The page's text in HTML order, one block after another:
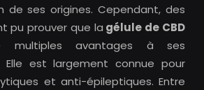
de ses origines. Cependant, des
pu prouver que la gélule de CBD
avantages à ses
Elle est largement connue pour
et anti-épileptiques. Entre